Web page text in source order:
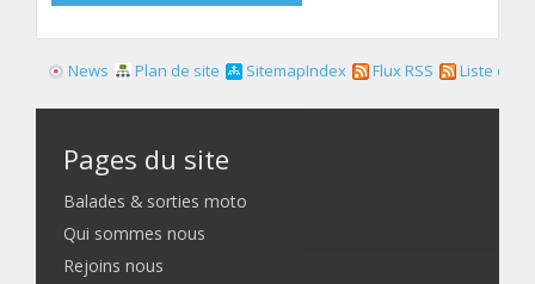
News Plan de site SitemapIndex Flux RSS Liste des
Pages du site
Balades & sorties moto
Qui sommes nous
Rejoins nous